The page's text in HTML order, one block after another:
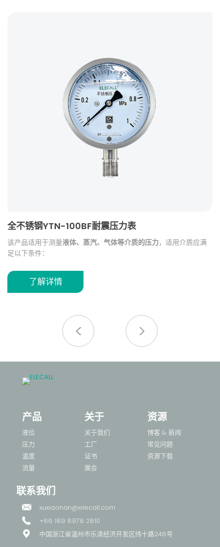
全不锈钢YTN-100BF耐震压力表
该产品适用于测量液体、蒸汽、气体等介质的压力，适用介质应满
足以下条件：
不易结晶
不产生凝固
对铜及铜铝合金无腐蚀性
适用于工业现场中对一般性介质压力进行测量，广泛应用于
力监测、管道系统、流体控制系统等场景
了解详情
产品
液位
压力
温度
流量
关于
关于我们
工厂
证书
展会
资源
博客 & 新闻
常见问题
资源下载
联系我们
xuxiaonan@elecall.com
+86 189 8978 2810
中国浙江省温州市乐清经济开发区纬十路246号